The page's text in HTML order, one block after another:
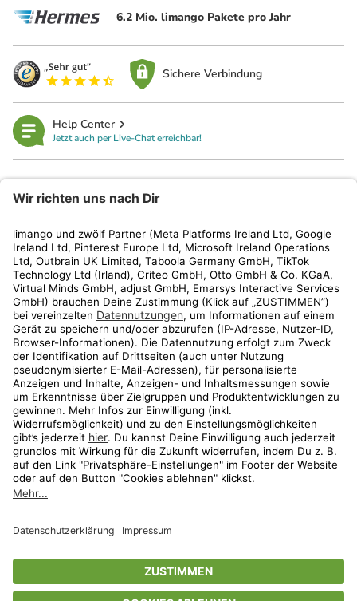
6.2 Mio. limango Pakete pro Jahr
Sichere Verbindung
Help Center
Jetzt auch per Live-Chat erreichbar!
Kundenservice
Shop
Aktionen
Travel
* Streichpreise entsprechen der unverbindlichen Preisempfehlung des